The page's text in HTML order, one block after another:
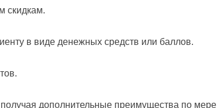
скидкам.
в виде денежных средств или баллов.
дополнительные преимущества по мере